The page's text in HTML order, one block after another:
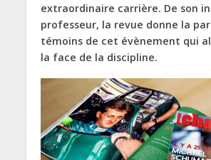
extraordinaire carrière. De son
professeur, la revue donne la
témoins de cet évènement qui
la face de la discipline.